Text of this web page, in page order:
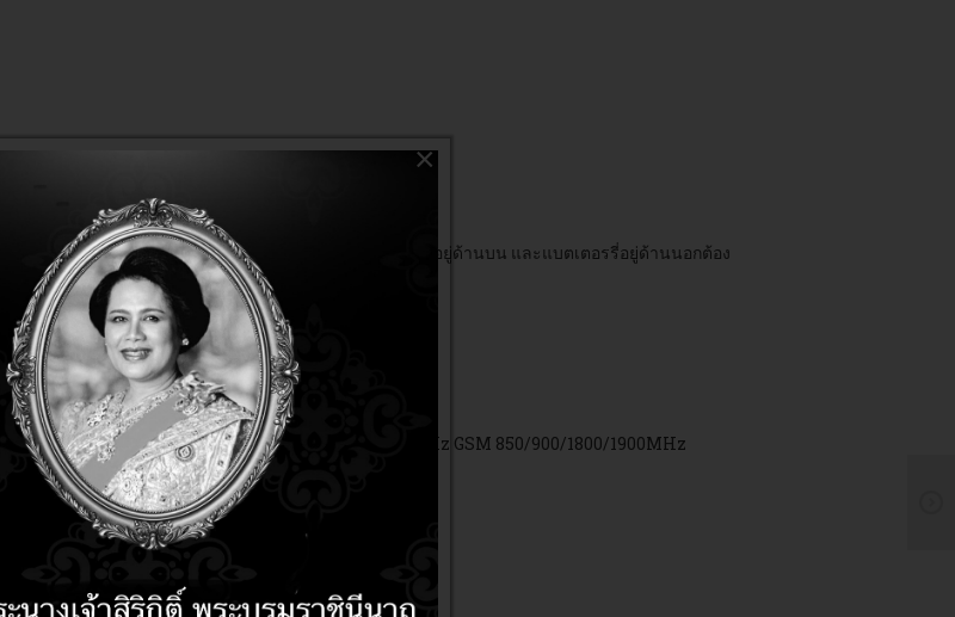
ร้อมศูนย์บริการและการรับประกัน 1 ปี
อุปกรณ์ชาร์จ หูฟังพร้อมไมค์ และคู่มือฉบับย่อ ตัวเครื่องบรรจุอยู่ด้านบน และแบตเตอรรี่อยู่ด้านนอกต้อง
วามละเอียด 5 ล้านพิกเซล
ทุกค่ายของไทยที่เป็น 3G และระบบ WCDMA 850/2100MHz GSM 850/900/1800/1900MHz
อง SIM
×